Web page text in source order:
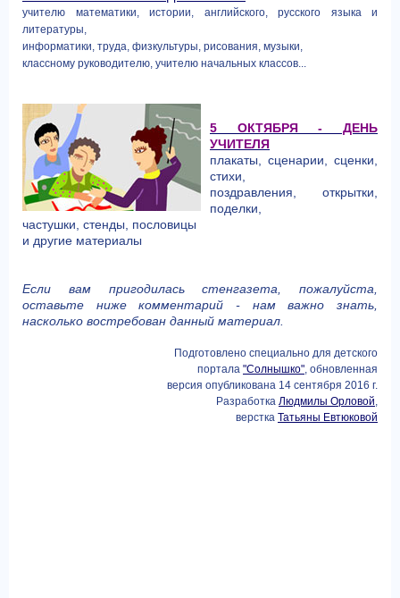
учителю математики, истории, английского, русского языка и
литературы,
информатики, труда, физкультуры, рисования, музыки,
классному руководителю, учителю начальных классов...
5 ОКТЯБРЯ - ДЕНЬ
УЧИТЕЛЯ
плакаты, сценарии, сценки,
стихи,
поздравления, открытки,
поделки,
частушки, стенды, пословицы
и другие материалы
Если вам пригодилась стенгазета, пожалуйста,
оставьте ниже комментарий - нам важно знать,
насколько востребован данный материал.
Подготовлено специально для детского
портала "Солнышко", обновленная
версия опубликована 14 сентября 2016 г.
Разработка Людмилы Орловой,
верстка Татьяны Евтюковой